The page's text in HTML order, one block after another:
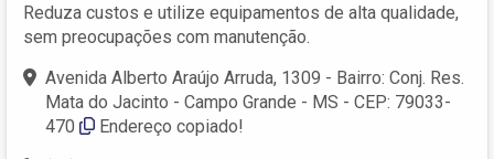
Reduza custos e utilize equipamentos de alta qualidade,
sem preocupações com manutenção.
Avenida Alberto Araújo Arruda, 1309 - Bairro: Conj. Res.
Mata do Jacinto - Campo Grande - MS - CEP: 79033-
470
Endereço copiado!